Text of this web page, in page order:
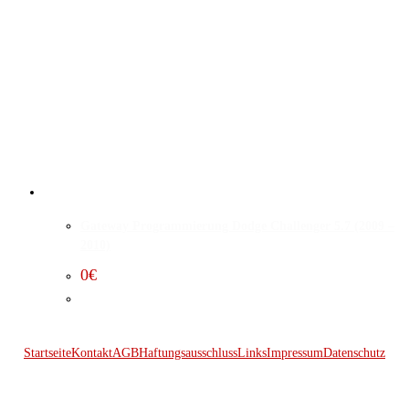
0€
StartseiteKontaktAGBHaftungsausschlussLinksImpressumDatenschutz